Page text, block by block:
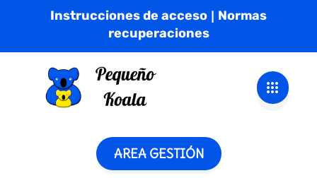
Instrucciones de acceso | Normas
recuperaciones
AREA GESTIÓN